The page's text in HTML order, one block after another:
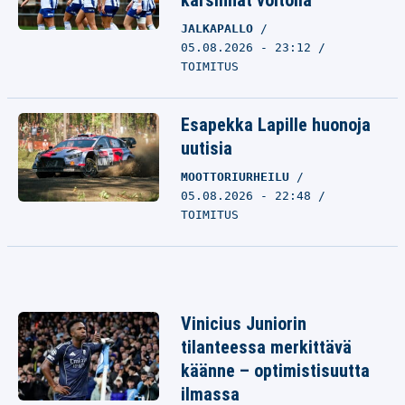
JALKAPALLO
05.08.2026 - 23:12
TOIMITUS
Esapekka Lapille huonoja
uutisia
MOOTTORIURHEILU
05.08.2026 - 22:48
TOIMITUS
Vinicius Juniorin
tilanteessa merkittävä
käänne – optimistisuutta
ilmassa